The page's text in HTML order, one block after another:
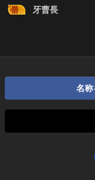
牙曹長
名称